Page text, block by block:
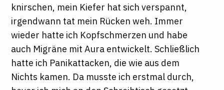
knirschen, mein Kiefer hat sich verspannt,
irgendwann tat mein Rücken weh. Immer
wieder hatte ich Kopfschmerzen und habe
auch Migräne mit Aura entwickelt. Schließlich
hatte ich Panikattacken, die wie aus dem
Nichts kamen. Da musste ich erstmal durch,